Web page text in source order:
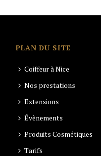
PLAN DU SITE
Coiffeur à Nice
Nos prestations
Extensions
Évènements
Produits Cosmétiques
Tarifs